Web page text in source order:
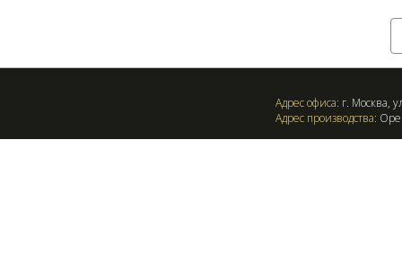
Адрес офиса: г. Москва,
Адрес производства: